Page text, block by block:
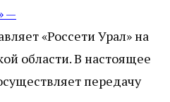
—
«Россети Урал» на
области. В настоящее
передачу